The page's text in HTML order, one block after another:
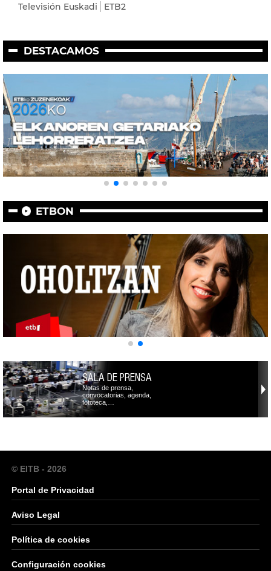
Televisión Euskadi ETB2
DESTACAMOS
ETBON
SALA DE PRENSA
Notas de prensa,
convocatorias, agenda,
fototeca,…
© EITB - 2026
Portal de Privacidad
Aviso Legal
Política de cookies
Configuración cookies